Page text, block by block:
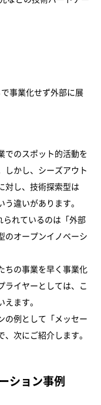
事業化せず外部に展
でのスポット的活動を
しかし、シーズアウト
対し、技術探索型は
う違いがあります。
られているのは「外部
のオープンイノベーシ
ちの事業を早く事業化
ライヤーとしては、こ
えます。
の例として「メッセー
次にご紹介します。
ション事例